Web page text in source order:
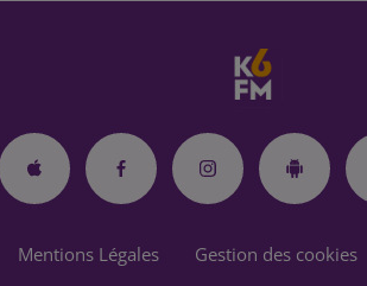
Mentions Légales Gestion des cookies